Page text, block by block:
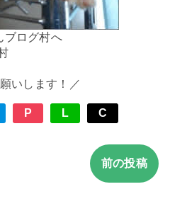
いします！／
P L C
前の投稿